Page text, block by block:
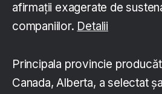
afirmații exagerate de
companiilor. Detalii
Principala provincie
Canada, Alberta, a selectat